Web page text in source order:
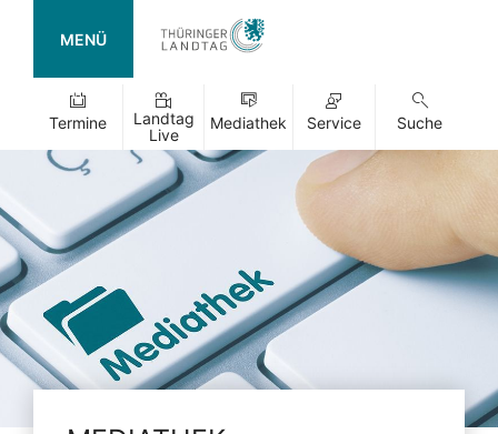
MENÜ
Termine
Landtag
Live
Mediathek Service Suche